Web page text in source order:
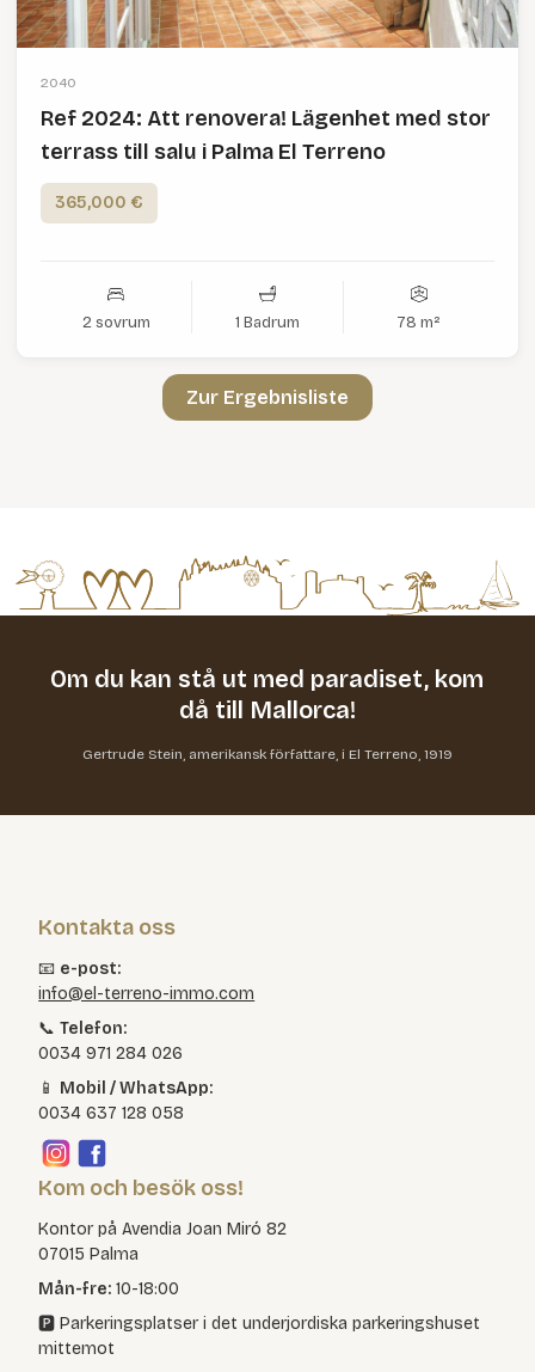
2040
Ref 2024: Att renovera! Lägenhet med stor
terrass till salu i Palma El Terreno
365,000 €
2 sovrum 1 Badrum 78 m²
Zur Ergebnisliste
Om du kan stå ut med paradiset, kom
då till Mallorca!
Gertrude Stein, amerikansk författare, i El Terreno, 1919
Kontakta oss
📧 e-post:
info@el-terreno-immo.com
📞Telefon:
0034 971 284 026
📱 Mobil / WhatsApp:
0034 637 128 058
Kom och besök oss!
Kontor på Avendia Joan Miró 82
07015 Palma
Mån-fre: 10-18:00
🅿️ Parkeringsplatser i det underjordiska parkeringshuset
mittemot